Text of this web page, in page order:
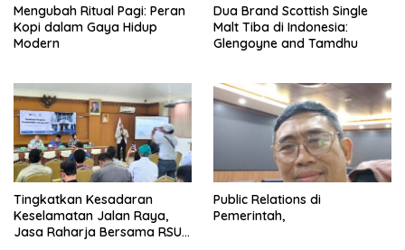
Mengubah Ritual Pagi: Peran
Kopi dalam Gaya Hidup
Modern
Dua Brand Scottish Single
Malt Tiba di Indonesia:
Glengoyne and Tamdhu
Tingkatkan Kesadaran
Keselamatan Jalan Raya,
Jasa Raharja Bersama RSU
Public Relations di
Pemerintah,